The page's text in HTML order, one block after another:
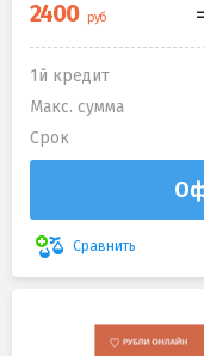
1й кредит
Макс. сумма
Срок
Сравнить